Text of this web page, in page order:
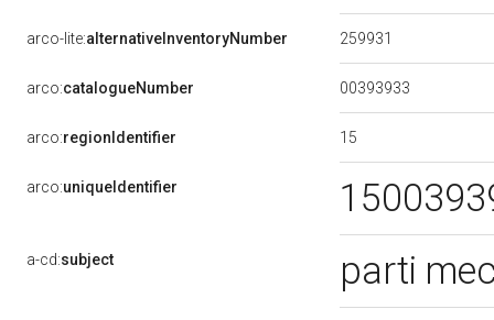
arco-lite:alternativeInventoryNumber 259931
arco:catalogueNumber 00393933
arco:regionIdentifier 15
arco:uniqueIdentifier
a-cd:subject parti